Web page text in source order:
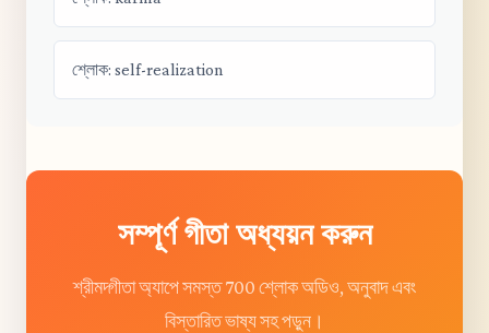
শ্লোক: self-realization
সম্পূর্ণ গীতা অধ্যয়ন করুন
শ্রীমদ্গীতা অ্যাপে সমস্ত 700 শ্লোক অডিও, অনুবাদ এবং
বিস্তারিত ভাষ্য সহ পড়ুন।